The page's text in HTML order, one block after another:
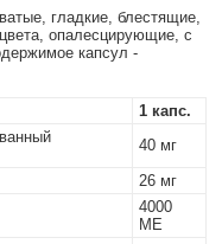
гладкие, блестящие,
опалесцирующие, с
капсул -
1 капс.
40 мг
26 мг
4000
МЕ